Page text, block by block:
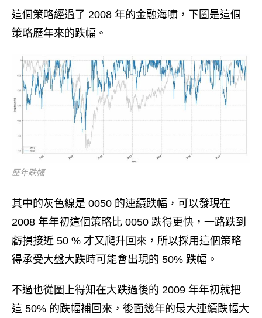
這個策略經過了 2008 年的金融海嘯，下圖是這個
策略歷年來的跌幅。
歷年跌幅
其中的灰色線是 0050 的連續跌幅，可以發現在
2008 年年初這個策略比 0050 跌得更快，一路跌到
虧損接近 50 % 才又爬升回來，所以採用這個策略
得承受大盤大跌時可能會出現的 50% 跌幅。
不過也從圖上得知在大跌過後的 2009 年年初就把
這 50% 的跌幅補回來，後面幾年的最大連續跌幅大